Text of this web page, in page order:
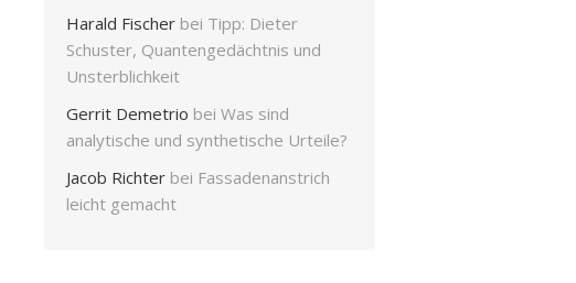
Harald Fischer bei Tipp: Dieter
Schuster, Quantengedächtnis und
Unsterblichkeit
Gerrit Demetrio bei Was sind
analytische und synthetische Urteile?
Jacob Richter bei Fassadenanstrich
leicht gemacht